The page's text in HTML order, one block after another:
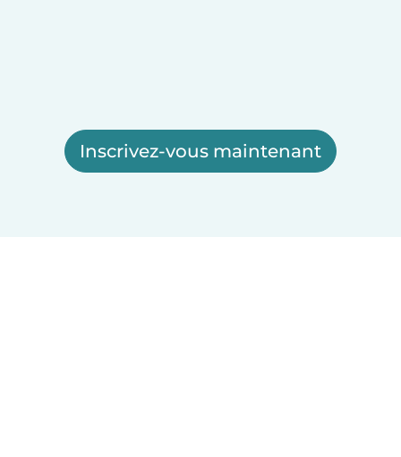
Inscrivez-vous maintenant